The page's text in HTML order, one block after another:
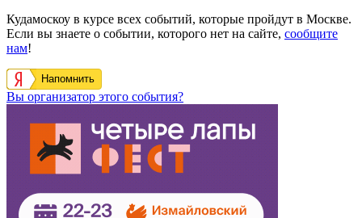
Кудамоскоу в курсе всех событий, которые пройдут в Москве.
Если вы знаете о событии, которого нет на сайте, сообщите
нам!
Напомнить
Вы организатор этого события?